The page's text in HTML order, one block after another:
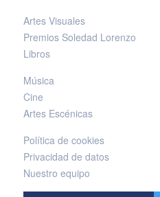
Artes Visuales
Premios Soledad Lorenzo
Libros
Música
Cine
Artes Escénicas
Política de cookies
Privacidad de datos
Nuestro equipo